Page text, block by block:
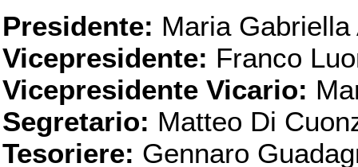
Presidente: Maria Gabriella
Vicepresidente: Franco
Vicepresidente Vicario:
Segretario: Matteo Di
Tesoriere: Gennaro